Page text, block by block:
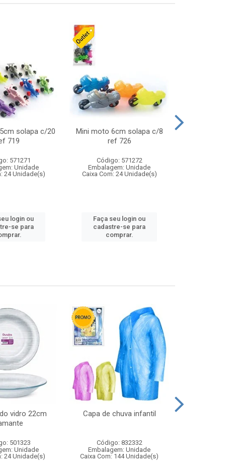
solapa c/20
719
571271
Unidade
24 Unidade(s)
login ou
se para
Mini moto 6cm solapa c/8
ref 726
Código: 571272
Embalagem: Unidade
Caixa Com: 24 Unidade(s)
Faça seu login ou
cadastre-se para
comprar.
vidro 22cm
501323
Unidade
24 Unidade(s)
Capa de chuva infantil
Código: 832332
Embalagem: Unidade
Caixa Com: 144 Unidade(s)